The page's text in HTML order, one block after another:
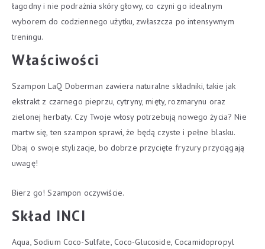
łagodny i nie podrażnia skóry głowy, co czyni go idealnym
wyborem do codziennego użytku, zwłaszcza po intensywnym
treningu.
Właściwości
Szampon LaQ Doberman zawiera naturalne składniki, takie jak
ekstrakt z czarnego pieprzu, cytryny, mięty, rozmarynu oraz
zielonej herbaty. Czy Twoje włosy potrzebują nowego życia? Nie
martw się, ten szampon sprawi, że będą czyste i pełne blasku.
Dbaj o swoje stylizacje, bo dobrze przycięte fryzury przyciągają
uwagę!
Bierz go! Szampon oczywiście.
Skład INCI
Aqua, Sodium Coco-Sulfate, Coco-Glucoside, Cocamidopropyl